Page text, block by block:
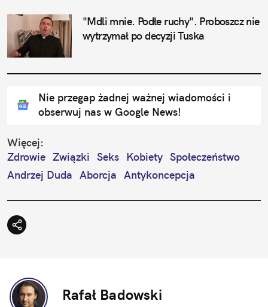
"Mdli mnie. Podłe ruchy". Proboszcz nie
wytrzymał po decyzji Tuska
Nie przegap żadnej ważnej wiadomości i
obserwuj nas w Google News!
Więcej:
Zdrowie Związki Seks Kobiety Społeczeństwo
Andrzej Duda Aborcja Antykoncepcja
Rafał Badowski